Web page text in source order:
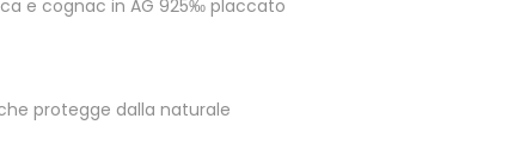
e cognac in AG 925‰ placcato
protegge dalla naturale